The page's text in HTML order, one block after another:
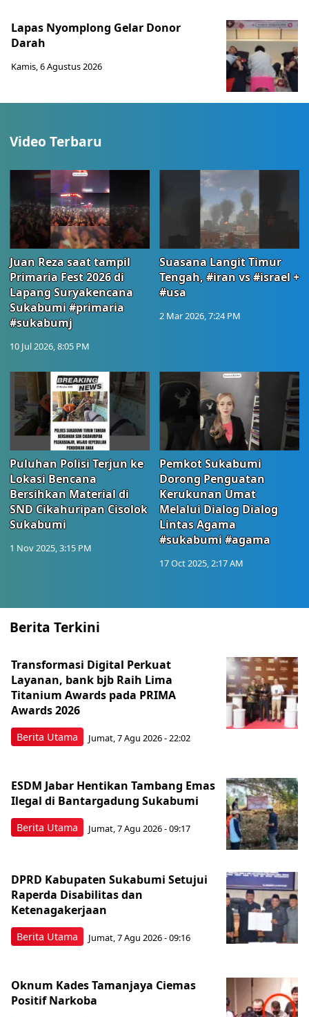
Lapas Nyomplong Gelar Donor
Darah
Kamis, 6 Agustus 2026
Video Terbaru
Juan Reza saat tampil
Primaria Fest 2026 di
Lapang Suryakencana
Sukabumi #primaria
#sukabumj
10 Jul 2026, 8:05 PM
Suasana Langit Timur
Tengah, #iran vs #israel +
#usa
2 Mar 2026, 7:24 PM
Puluhan Polisi Terjun ke
Lokasi Bencana
Bersihkan Material di
SND Cikahuripan Cisolok
Sukabumi
1 Nov 2025, 3:15 PM
Pemkot Sukabumi
Dorong Penguatan
Kerukunan Umat
Melalui Dialog Dialog
Lintas Agama
#sukabumi #agama
17 Oct 2025, 2:17 AM
Berita Terkini
Berita Utama
Transformasi Digital Perkuat
Layanan, bank bjb Raih Lima
Titanium Awards pada PRIMA
Awards 2026
Jumat, 7 Agu 2026 - 22:02
Berita Utama
ESDM Jabar Hentikan Tambang Emas
Ilegal di Bantargadung Sukabumi
Jumat, 7 Agu 2026 - 09:17
Berita Utama
DPRD Kabupaten Sukabumi Setujui
Raperda Disabilitas dan
Ketenagakerjaan
Jumat, 7 Agu 2026 - 09:16
Oknum Kades Tamanjaya Ciemas
Positif Narkoba